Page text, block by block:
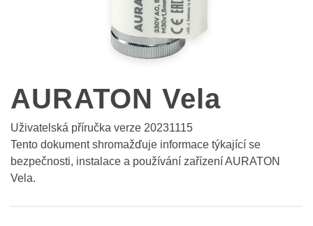
AURATON Vela
Uživatelská příručka verze 20231115
Tento dokument shromažďuje informace týkající se
bezpečnosti, instalace a používání zařízení AURATON
Vela.